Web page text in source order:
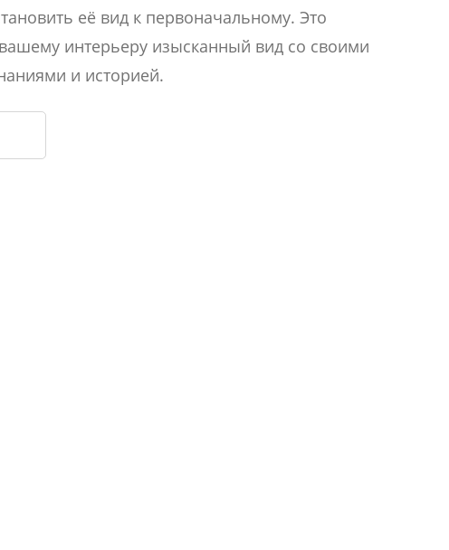
её вид к первоначальному. Это
интерьеру изысканный вид со своими
и историей.